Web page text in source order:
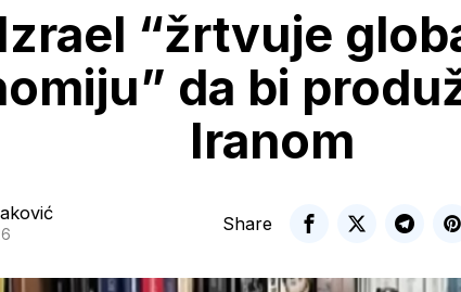
Izrael “žrtvuje
da bi
Iranom
Share